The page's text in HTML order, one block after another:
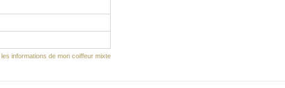
les informations de mon coiffeur mixte